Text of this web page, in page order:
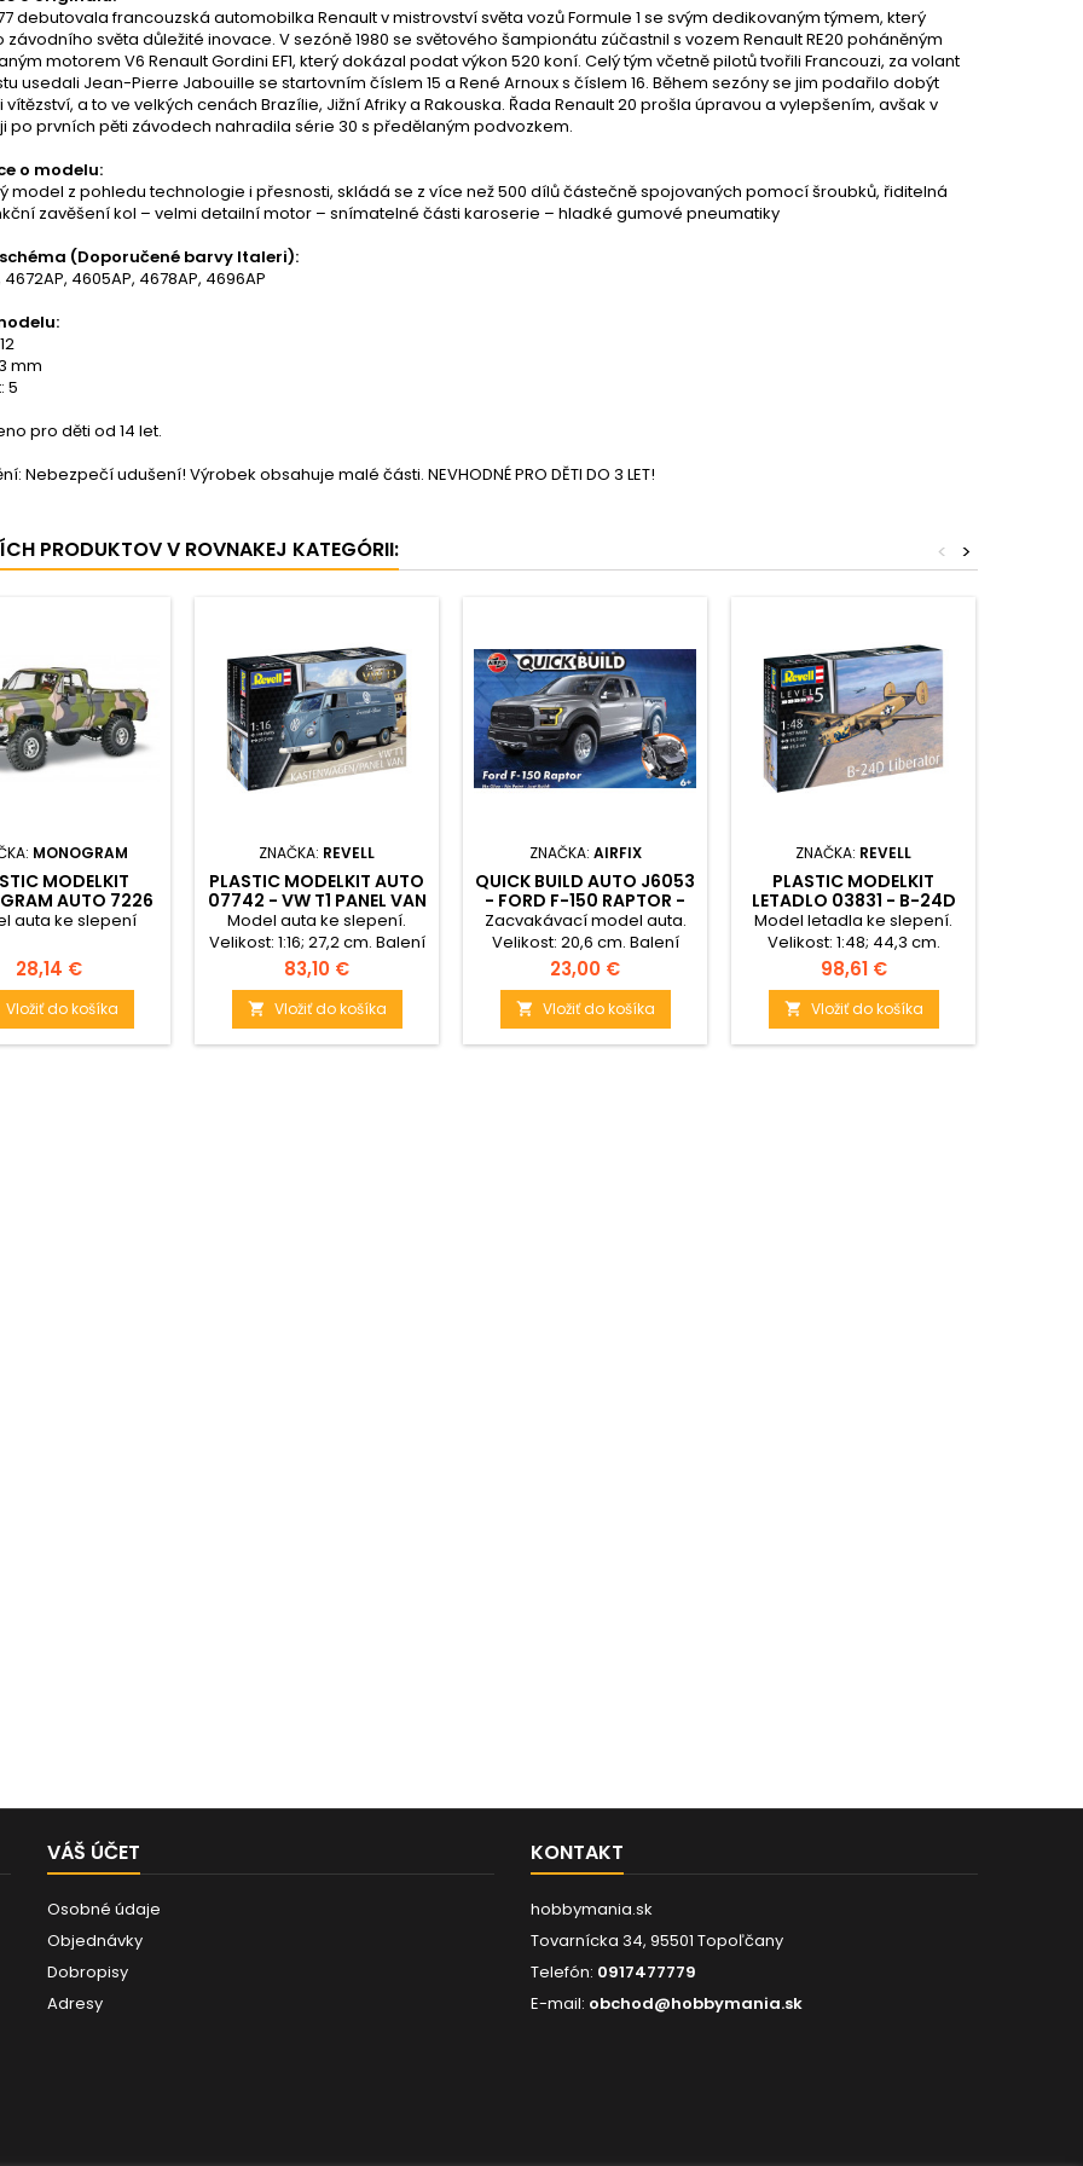
debutovala francouzská automobilka Renault v mistrovství světa vozů Formule 1 se svým dedikovaným týmem, který
závodního světa důležité inovace. V sezóně 1980 se světového šampionátu zúčastnil s vozem Renault RE20 poháněným
motorem V6 Renault Gordini EF1, který dokázal podat výkon 520 koní. Celý tým včetně pilotů tvořili Francouzi, za volant
usedali Jean-Pierre Jabouille se startovním číslem 15 a René Arnoux s číslem 16. Během sezóny se jim podařilo dobýt
vítězství, a to ve velkých cenách Brazílie, Jižní Afriky a Rakouska. Řada Renault 20 prošla úpravou a vylepšením, avšak v
ji po prvních pěti závodech nahradila série 30 s předělaným podvozkem.
o modelu:
model z pohledu technologie i přesnosti, skládá se z více než 500 dílů částečně spojovaných pomocí šroubků, řiditelná
zavěšení kol – velmi detailní motor – snímatelné části karoserie – hladké gumové pneumatiky
(Doporučené barvy Italeri):
4605AP, 4678AP, 4696AP
mm
5
pro děti od 14 let.
Nebezpečí udušení! Výrobek obsahuje malé části. NEVHODNÉ PRO DĚTI DO 3 LET!
PRODUKTOV V ROVNAKEJ KATEGÓRII: >
<
MONOGRAM
MODELKIT
AUTO 7226
BIG GAME
auta ke slepení
Cena
28,14 €
Vložiť do košíka
ZNAČKA: REVELL
PLASTIC MODELKIT AUTO
07742 - VW T1 PANEL VAN
- 75 YEARS OF THE VW T1
(1:16)
Model auta ke slepení.
Velikost: 1:16; 27,2 cm. Balení
obsahuje: 144 dílků ke
slepení.
Cena
83,10 €
 Vložiť do košíka
ZNAČKA: AIRFIX
QUICK BUILD AUTO J6053
- FORD F-150 RAPTOR -
GREY
Zacvakávací model auta.
Velikost: 20,6 cm. Balení
obsahuje 43 již
nabarvených dílků ke
složení modelu.
Cena
23,00 €
 Vložiť do košíka
ZNAČKA: REVELL
PLASTIC MODELKIT
LETADLO 03831 - B-24D
LIBERATOR (1:48)
Model letadla ke slepení.
Velikost: 1:48; 44,3 cm.
Balení obsahuje: 197 dílků ke
slepení.
Cena
98,61 €
 Vložiť do košíka
VÁŠ ÚČET
Osobné údaje
Objednávky
Dobropisy
Adresy
KONTAKT
hobbymania.sk
Tovarnícka 34, 95501 Topoľčany
Telefón: 0917477779
E-mail: obchod@hobbymania.sk